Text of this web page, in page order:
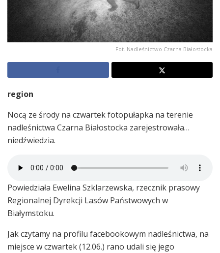
Fot. Nadleśnictwo Czarna Białostocka
region
Nocą ze środy na czwartek fotopułapka na terenie
nadleśnictwa Czarna Białostocka zarejestrowała…
niedźwiedzia.
Powiedziała Ewelina Szklarzewska, rzecznik prasowy
Regionalnej Dyrekcji Lasów Państwowych w
Białymstoku.
Jak czytamy na profilu facebookowym nadleśnictwa, na
miejsce w czwartek (12.06.) rano udali się jego